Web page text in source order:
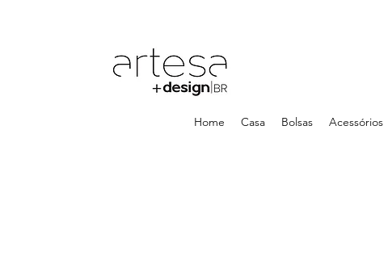
Home Casa Bolsas Acessórios